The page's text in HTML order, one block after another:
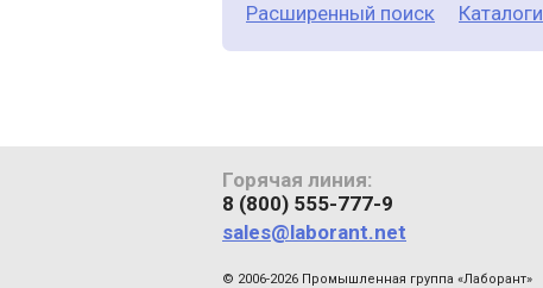
Расширенный поиск Каталоги
Горячая линия:
8 (800) 555-777-9
sales@laborant.net
© 2006-2026 Промышленная группа «Лаборант»